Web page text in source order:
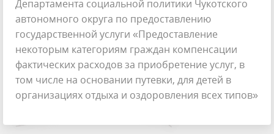
Департамента социальной политики Чукотского
автономного округа по предоставлению
государственной услуги «Предоставление
некоторым категориям граждан компенсации
фактических расходов за приобретение услуг, в
том числе на основании путевки, для детей в
организациях отдыха и оздоровления всех типов»